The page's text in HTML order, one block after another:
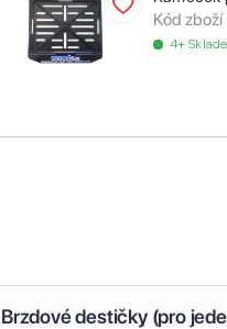
Kód zboží
4+
Brzdové destičky (pro